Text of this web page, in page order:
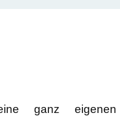
ganz eigenen